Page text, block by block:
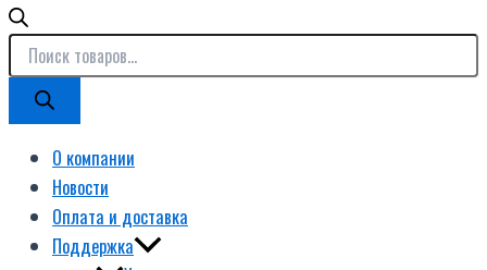
О компании
Новости
Оплата и доставка
Поддержка